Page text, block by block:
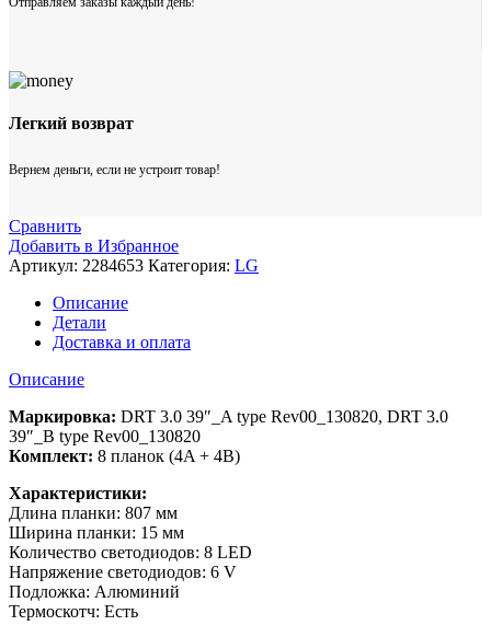
Легкий возврат
Вернем деньги, если не устроит товар!
Сравнить
Добавить в Избранное
Артикул: 2284653 Категория: LG
Описание
Детали
Доставка и оплата
Описание
Маркировка: DRT 3.0 39″_A type Rev00_130820, DRT 3.0
39″_B type Rev00_130820
Комплект: 8 планок (4A + 4B)
Характеристики:
Длина планки: 807 мм
Ширина планки: 15 мм
Количество светодиодов: 8 LED
Напряжение светодиодов: 6 V
Подложка: Алюминий
Термоскотч: Есть